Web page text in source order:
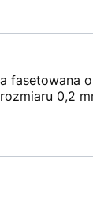
fasetowana
0,2